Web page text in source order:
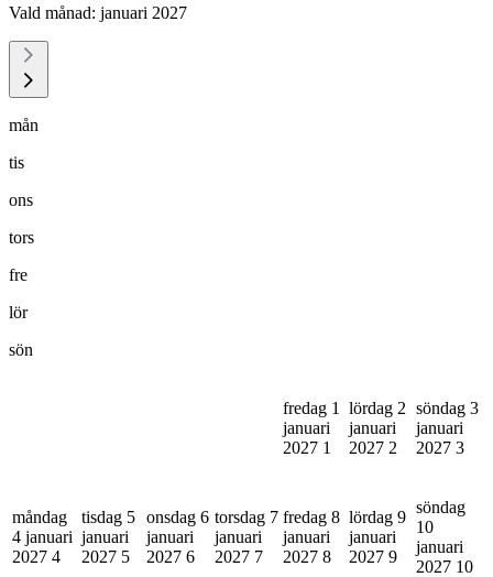
Vald månad: januari 2027
mån
tis
ons
tors
fre
lör
sön
fredag 1
januari
2027 1
lördag 2
januari
2027 2
söndag 3
januari
2027 3
måndag
4 januari
2027 4
tisdag 5
januari
2027 5
onsdag 6
januari
2027 6
torsdag 7
januari
2027 7
fredag 8
januari
2027 8
lördag 9
januari
2027 9
söndag
10
januari
2027 10